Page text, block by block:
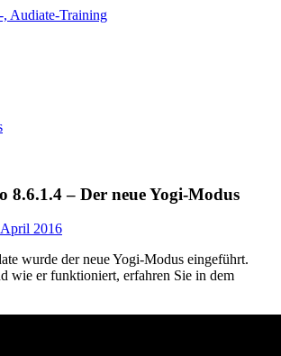
8.6.1.4 – Der neue Yogi-Modus
2016
wurde der neue Yogi-Modus eingeführt.
wie er funktioniert, erfahren Sie in dem